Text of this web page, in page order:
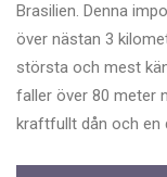
Brasilien. Denna
över nästan 3
största och mest
faller över 80 meter
kraftfullt dån och en